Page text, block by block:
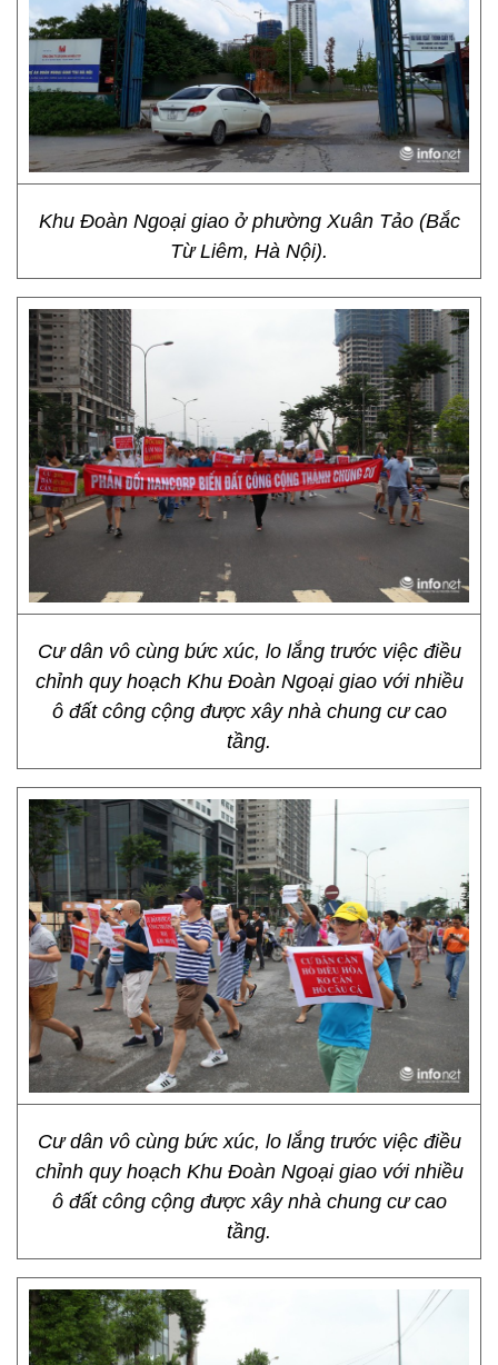
Khu Đoàn Ngoại giao ở phường Xuân Tảo (Bắc
Từ Liêm, Hà Nội).
Cư dân vô cùng bức xúc, lo lắng trước việc điều
chỉnh quy hoạch Khu Đoàn Ngoại giao với nhiều
ô đất công cộng được xây nhà chung cư cao
tầng.
Cư dân vô cùng bức xúc, lo lắng trước việc điều
chỉnh quy hoạch Khu Đoàn Ngoại giao với nhiều
ô đất công cộng được xây nhà chung cư cao
tầng.